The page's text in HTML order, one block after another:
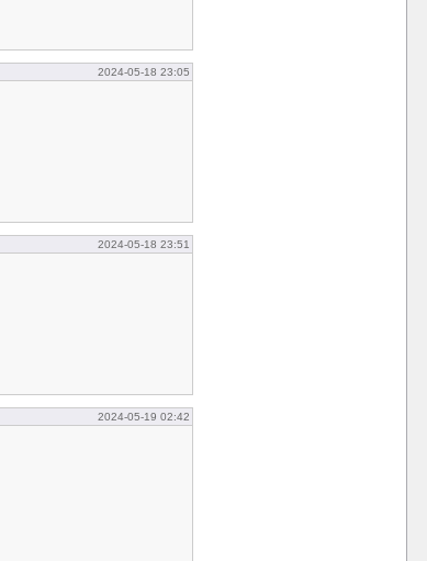
2024-05-18 23:05
2024-05-18 23:51
2024-05-19 02:42